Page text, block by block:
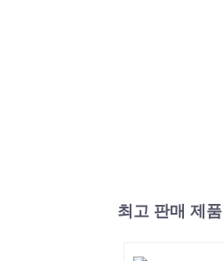
최고 판매 제품